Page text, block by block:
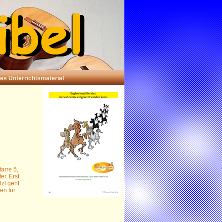
Unterrichtsmaterial
5,
Erst
geht
für